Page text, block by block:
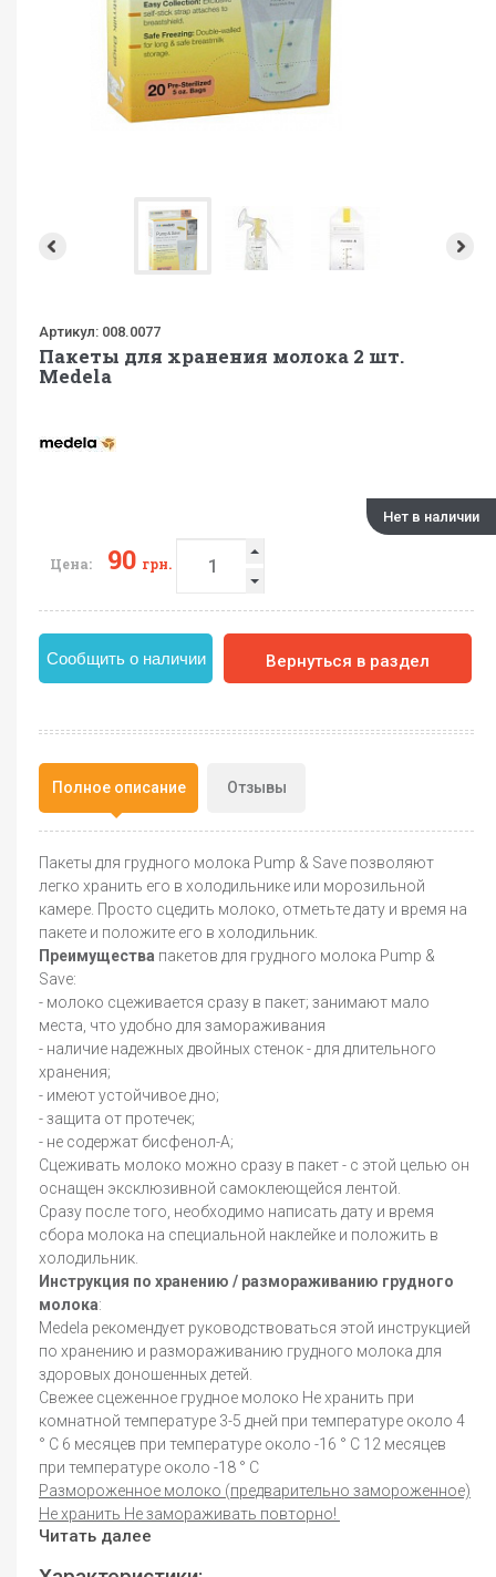
Артикул: 008.0077
Пакеты для хранения молока 2 шт.
Medela
Нет в наличии
Цена: 90 грн.
Сообщить о наличии Вернуться в раздел
Полное описание Отзывы
Пакеты для грудного молока Pump & Save позволяют
легко хранить его в холодильнике или морозильной
камере. Просто сцедить молоко, отметьте дату и время на
пакете и положите его в холодильник.
Преимущества пакетов для грудного молока Pump &
Save:
- молоко сцеживается сразу в пакет; занимают мало
места, что удобно для замораживания
- наличие надежных двойных стенок - для длительного
хранения;
- имеют устойчивое дно;
- защита от протечек;
- не содержат бисфенол-А;
Сцеживать молоко можно сразу в пакет - с этой целью он
оснащен эксклюзивной самоклеющейся лентой.
Сразу после того, необходимо написать дату и время
сбора молока на специальной наклейке и положить в
холодильник.
Инструкция по хранению / размораживанию грудного
молока:
Medela рекомендует руководствоваться этой инструкцией
по хранению и размораживанию грудного молока для
здоровых доношенных детей.
Свежее сцеженное грудное молоко Не хранить при
комнатной температуре 3-5 дней при температуре около 4
° C 6 месяцев при температуре около -16 ° C 12 месяцев
при температуре около -18 ° C
Размороженное молоко (предварительно замороженное)
Не хранить Не замораживать повторно!
Читать далее